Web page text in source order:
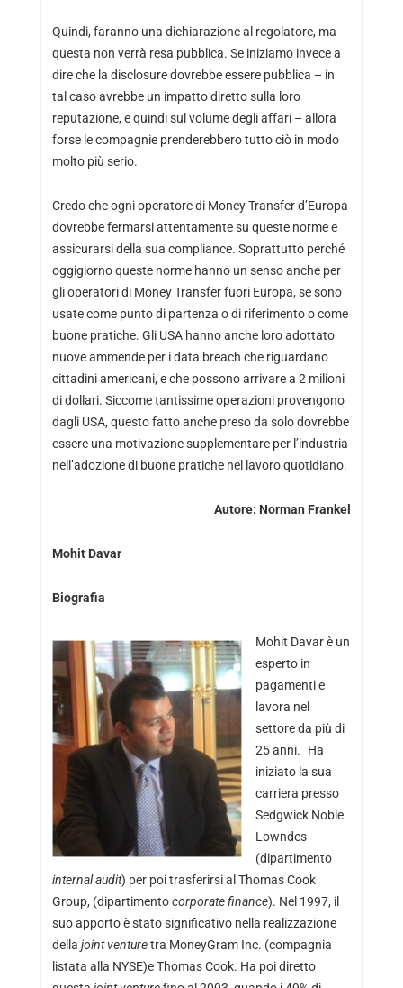
Quindi, faranno una dichiarazione al regolatore, ma
questa non verrà resa pubblica. Se iniziamo invece a
dire che la disclosure dovrebbe essere pubblica – in
tal caso avrebbe un impatto diretto sulla loro
reputazione, e quindi sul volume degli affari – allora
forse le compagnie prenderebbero tutto ciò in modo
molto più serio.
Credo che ogni operatore di Money Transfer d’Europa
dovrebbe fermarsi attentamente su queste norme e
assicurarsi della sua compliance. Soprattutto perché
oggigiorno queste norme hanno un senso anche per
gli operatori di Money Transfer fuori Europa, se sono
usate come punto di partenza o di riferimento o come
buone pratiche. Gli USA hanno anche loro adottato
nuove ammende per i data breach che riguardano
cittadini americani, e che possono arrivare a 2 milioni
di dollari. Siccome tantissime operazioni provengono
dagli USA, questo fatto anche preso da solo dovrebbe
essere una motivazione supplementare per l’industria
nell’adozione di buone pratiche nel lavoro quotidiano.
Autore: Norman Frankel
Mohit Davar
Biografia
Mohit Davar è un
esperto in
pagamenti e
lavora nel
settore da più di
25 anni. Ha
iniziato la sua
carriera presso
Sedgwick Noble
Lowndes
(dipartimento
internal audit) per poi trasferirsi al Thomas Cook
Group, (dipartimentocorporate finance). Nel 1997, il
suo apporto è stato significativo nella realizzazione
della joint venturetra MoneyGram Inc. (compagnia
listata alla NYSE)e Thomas Cook. Ha poi diretto